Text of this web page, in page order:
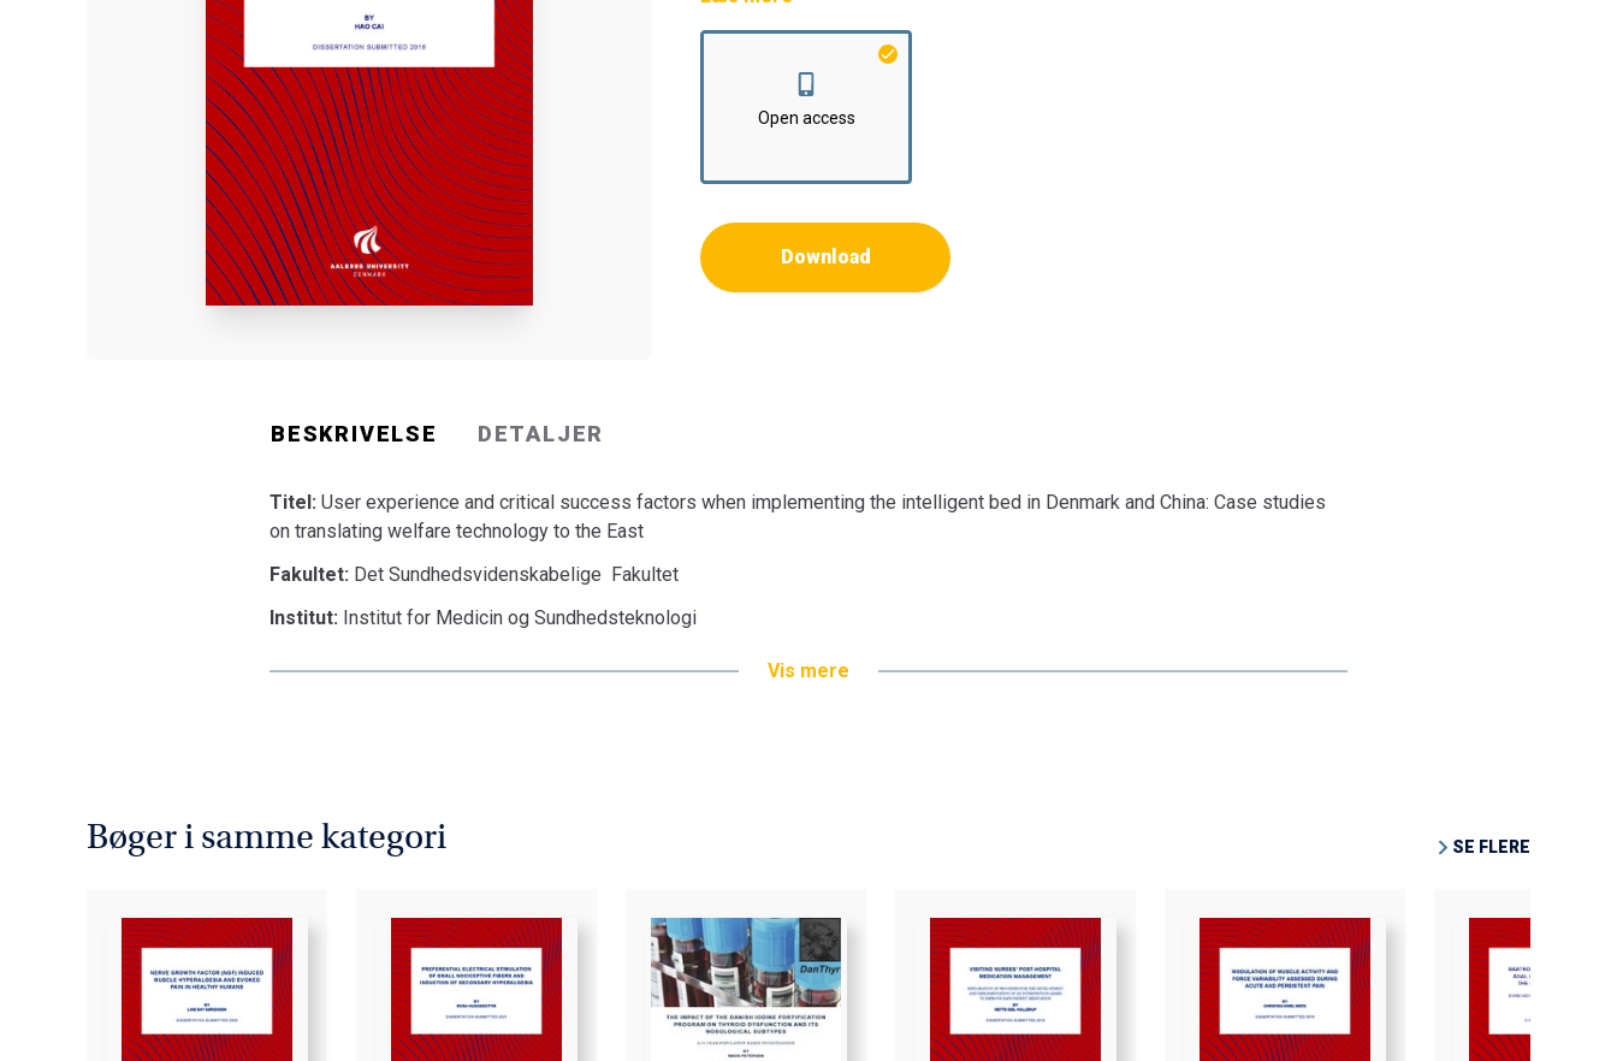
Institut:Institut for Medicin og Sundhedsteknologi
Open access
Download
BESKRIVELSE DETALJER
Titel: User experience and critical success factors when implementing the intelligent bed in Denmark and China: Case studies
on translating welfare technology to the East
Fakultet: Det Sundhedsvidenskabelige Fakultet
Institut: Institut for Medicin og Sundhedsteknologi
Vis mere
Bøger i samme kategori SE FLERE